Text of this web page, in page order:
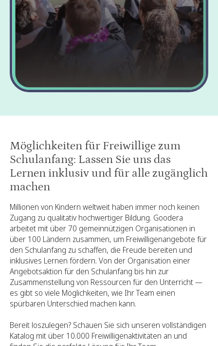
Möglichkeiten für Freiwillige zum
Schulanfang: Lassen Sie uns das
Lernen inklusiv und für alle zugänglich
machen
Millionen von Kindern weltweit haben immer noch keinen
Zugang zu qualitativ hochwertiger Bildung. Goodera
arbeitet mit über 70 gemeinnützigen Organisationen in
über 100 Ländern zusammen, um Freiwilligenangebote für
den Schulanfang zu schaffen, die Freude bereiten und
inklusives Lernen fördern. Von der Organisation einer
Angebotsaktion für den Schulanfang bis hin zur
Zusammenstellung von Ressourcen für den Unterricht —
es gibt so viele Möglichkeiten, wie Ihr Team einen
spürbaren Unterschied machen kann.
Bereit loszulegen? Schauen Sie sich unseren vollständigen
Katalog mit über 10.000 Freiwilligenaktivitäten an und